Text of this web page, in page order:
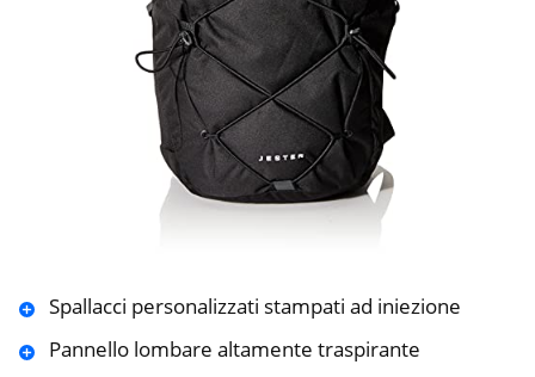
Spallacci personalizzati stampati ad iniezione
Pannello lombare altamente traspirante